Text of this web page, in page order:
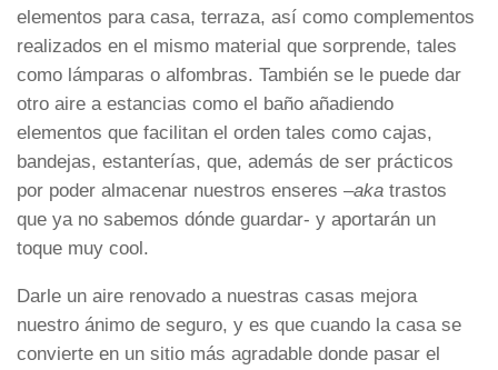
elementos para casa, terraza, así como complementos
realizados en el mismo material que sorprende, tales
como lámparas o alfombras. También se le puede dar
otro aire a estancias como el baño añadiendo
elementos que facilitan el orden tales como cajas,
bandejas, estanterías, que, además de ser prácticos
por poder almacenar nuestros enseres –aka trastos
que ya no sabemos dónde guardar- y aportarán un
toque muy cool.
Darle un aire renovado a nuestras casas mejora
nuestro ánimo de seguro, y es que cuando la casa se
convierte en un sitio más agradable donde pasar el